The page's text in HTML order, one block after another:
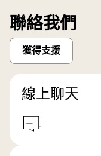
聯絡我們
獲得支援
線上聊天